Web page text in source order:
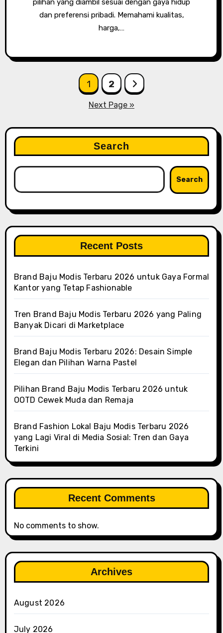
pilihan yang diambil sesuai dengan gaya hidup
dan preferensi pribadi. Memahami kualitas,
harga,…
1 2
Next Page »
Search
Search
Recent Posts
Brand Baju Modis Terbaru 2026 untuk Gaya Formal
Kantor yang Tetap Fashionable
Tren Brand Baju Modis Terbaru 2026 yang Paling
Banyak Dicari di Marketplace
Brand Baju Modis Terbaru 2026: Desain Simple
Elegan dan Pilihan Warna Pastel
Pilihan Brand Baju Modis Terbaru 2026 untuk
OOTD Cewek Muda dan Remaja
Brand Fashion Lokal Baju Modis Terbaru 2026
yang Lagi Viral di Media Sosial: Tren dan Gaya
Terkini
Recent Comments
No comments to show.
Archives
August 2026
July 2026